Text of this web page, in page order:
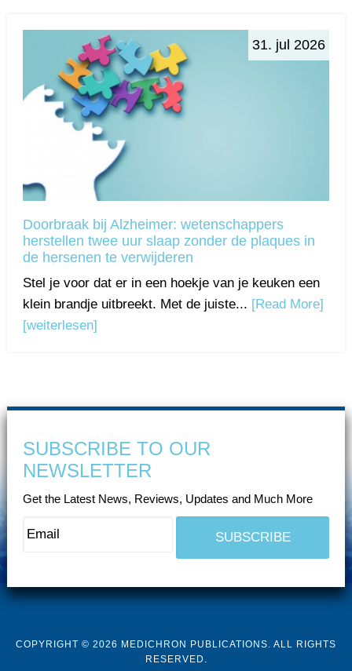
31. jul 2026
Doorbraak bij Alzheimer: wetenschappers
herstellen twee uur slaap zonder de plaques in
de hersenen te verwijderen
Stel je voor dat er in een hoekje van je keuken een
klein brandje uitbreekt. Met de juiste... [Read More]
[weiterlesen]
SUBSCRIBE TO OUR
NEWSLETTER
Get the Latest News, Reviews, Updates and Much More
COPYRIGHT © 2026 MEDICHRON PUBLICATIONS. ALL RIGHTS
RESERVED.